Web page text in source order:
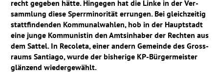
recht gegeben hätte. Hin­gegen hat die Linke in der Ver­
samm­lung diese Sperr­mino­rität errungen. Bei gleich­zeitig
statt­fin­denden Kom­munal­wahlen, hob in der Haupt­stadt
eine junge Kom­munistin den Amtsinhaber der Rechten aus
dem Sattel. In Recoleta, einer andern Gemeinde des Gross­
raums San­tiago, wurde der bis­herige KP-Bürger­meister
glän­zend wieder­gewählt.